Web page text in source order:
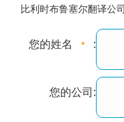
比利时布鲁塞尔翻译公司
您的姓名 :
您的公司: